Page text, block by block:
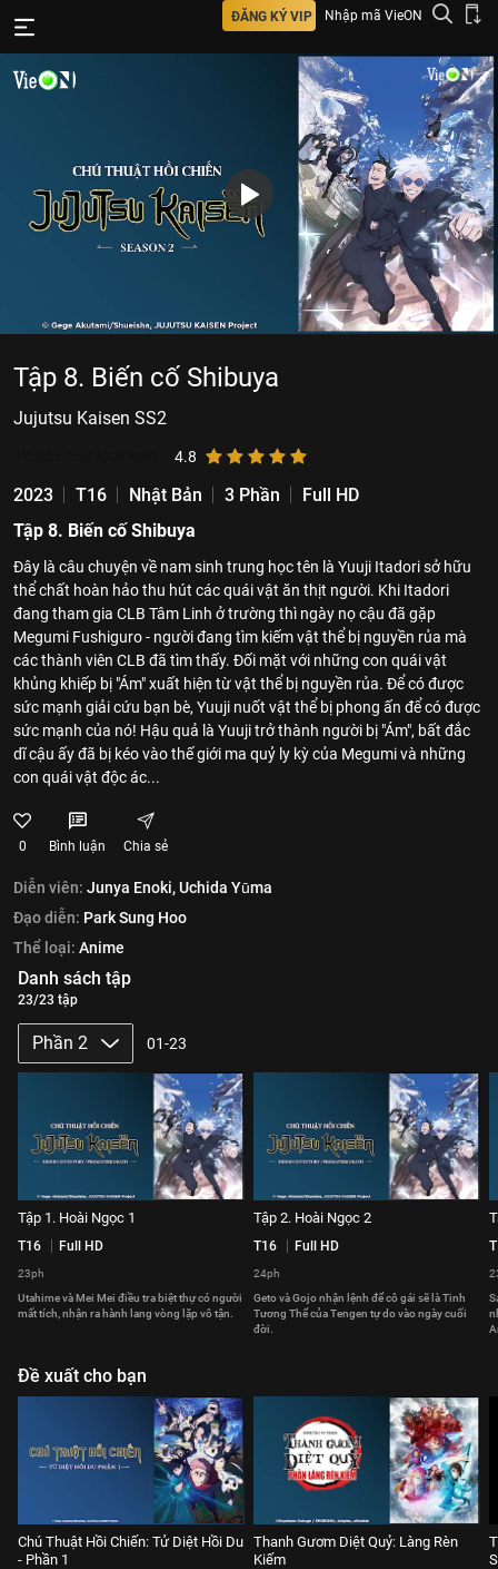
ĐĂNG KÝ VIP Nhập mã VieON
Tập 8. Biến cố Shibuya
Jujutsu Kaisen SS2
4.8
2023 T16 Nhật Bản 3 Phần
Full HD
Tập 8. Biến cố Shibuya
Đây là câu chuyện về nam sinh trung học tên là Yuuji Itadori sở hữu
thể chất hoàn hảo thu hút các quái vật ăn thịt người. Khi Itadori
đang tham gia CLB Tâm Linh ở trường thì ngày nọ cậu đã gặp
Megumi Fushiguro - người đang tìm kiếm vật thể bị nguyền rủa mà
các thành viên CLB đã tìm thấy. Đối mặt với những con quái vật
khủng khiếp bị "Ám" xuất hiện từ vật thể bị nguyền rủa. Để có được
sức mạnh giải cứu bạn bè, Yuuji nuốt vật thể bị phong ấn để có được
sức mạnh của nó! Hậu quả là Yuuji trở thành người bị "Ám", bất đắc
dĩ cậu ấy đã bị kéo vào thế giới ma quỷ ly kỳ của Megumi và những
con quái vật độc ác...
0 Bình luận Chia sẻ
Diễn viên: Junya Enoki,Uchida Yūma
Đạo diễn: Park Sung Hoo
Thể loại: Anime
Danh sách tập
23/23 tập
Phần 2 01-23
Tập 1. Hoài Ngọc 1
T16 Full HD
23ph
Utahime và Mei Mei điều tra biệt thự có người
mất tích, nhận ra hành lang vòng lặp vô tận.
Tập 2. Hoài Ngọc 2
T16 Full HD
24ph
Geto và Gojo nhận lệnh để cô gái sẽ là Tinh
Tương Thể của Tengen tự do vào ngày cuối
đời.
Đề xuất cho bạn
Chú Thuật Hồi Chiến: Tử Diệt Hồi Du
- Phần 1
Thanh Gươm Diệt Quỷ: Làng Rèn
Kiếm